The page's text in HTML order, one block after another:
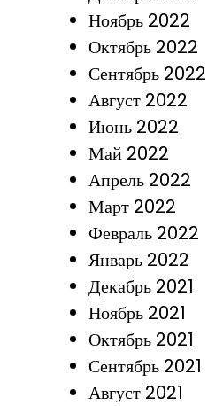
Ноябрь 2022
Октябрь 2022
Сентябрь 2022
Август 2022
Июнь 2022
Май 2022
Апрель 2022
Март 2022
Февраль 2022
Январь 2022
Декабрь 2021
Ноябрь 2021
Октябрь 2021
Сентябрь 2021
Август 2021